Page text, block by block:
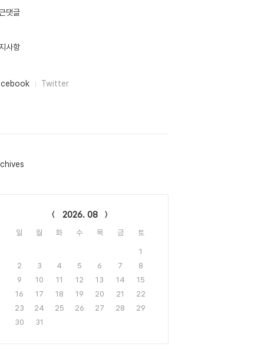
댓글
사항
Twitter
2026. 08
일 월 화 수 목 금 토
1
2
3 4 5 6 7
8
9
10 11 12 13 14
15
16
17 18 19 20 21
22
23
24 25 26 27 28
29
30
31